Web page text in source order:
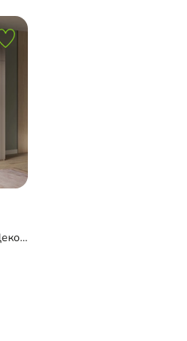
Распашной шкаф Лесама-6 Декор 1 с антресолью